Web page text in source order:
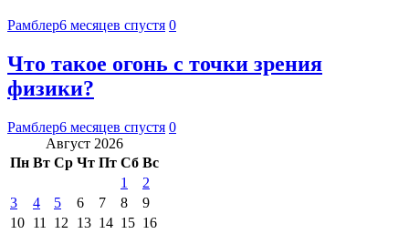
Рамблер6 месяцев спустя 0
Что такое огонь с точки зрения
физики?
Рамблер6 месяцев спустя 0
Август 2026
Пн Вт Ср Чт Пт Сб Вс
1
2
3
4 5 6 7 8
9
10 11 12 13 14 15 16